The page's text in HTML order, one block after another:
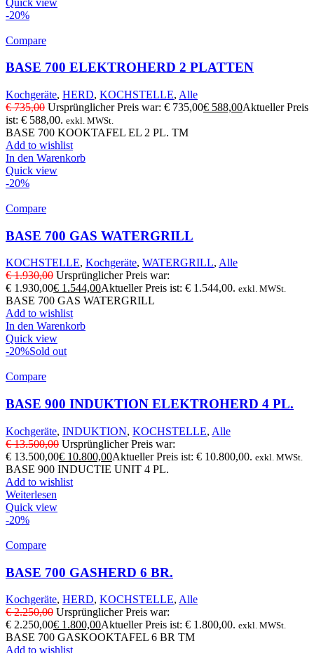
-20%
Compare
BASE 700 ELEKTROHERD 2 PLATTEN
Kochgeräte, HERD, KOCHSTELLE, Alle
€735,00 Ursprünglicher Preis war: € 735,00€ 588,00Aktueller Preis
ist: € 588,00. exkl. MWSt.
BASE 700 KOOKTAFEL EL 2 PL. TM
Add to wishlist
In den Warenkorb
Quick view
-20%
Compare
BASE 700 GAS WATERGRILL
KOCHSTELLE, Kochgeräte, WATERGRILL, Alle
€1.930,00 Ursprünglicher Preis war:
€ 1.930,00€ 1.544,00Aktueller Preis ist: € 1.544,00. exkl. MWSt.
BASE 700 GAS WATERGRILL
Add to wishlist
In den Warenkorb
Quick view
-20%Sold out
Compare
BASE 900 INDUKTION ELEKTROHERD 4 PL.
Kochgeräte, INDUKTION, KOCHSTELLE, Alle
€13.500,00 Ursprünglicher Preis war:
€ 13.500,00€ 10.800,00Aktueller Preis ist: € 10.800,00. exkl. MWSt.
BASE 900 INDUCTIE UNIT 4 PL.
Add to wishlist
Weiterlesen
Quick view
-20%
Compare
BASE 700 GASHERD 6 BR.
Kochgeräte, HERD, KOCHSTELLE, Alle
€2.250,00 Ursprünglicher Preis war:
€ 2.250,00€ 1.800,00Aktueller Preis ist: € 1.800,00. exkl. MWSt.
BASE 700 GASKOOKTAFEL 6 BR TM
Add to wishlist